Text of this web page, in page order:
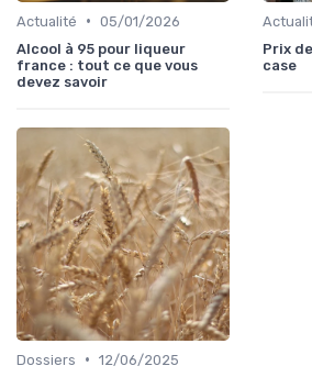
Actualité • 05/01/2026
Alcool à 95 pour liqueur
france : tout ce que vous
devez savoir
Prix
case
Dossiers • 12/06/2025